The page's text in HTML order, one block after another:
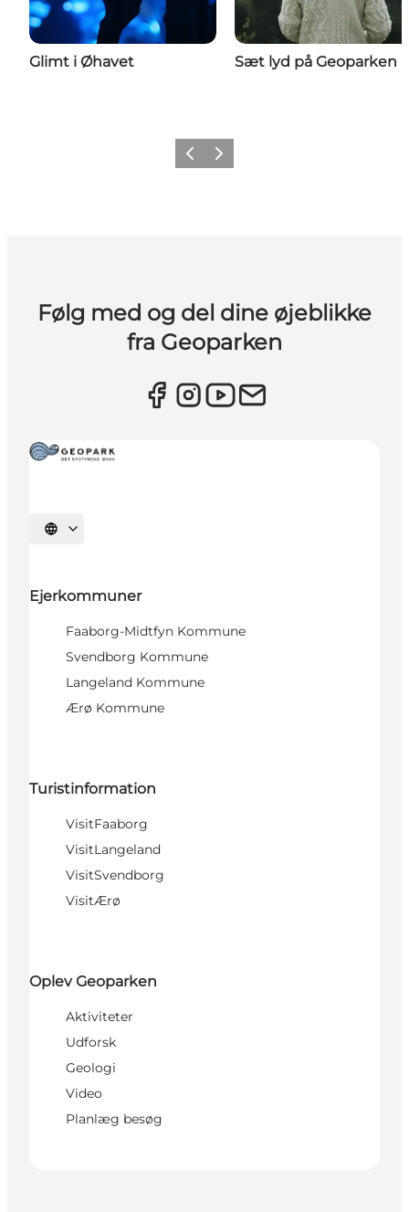
Glimt i Øhavet Sæt lyd på Geoparken
ForrigeNæste
Følg med og del dine øjeblikke
fra Geoparken
Vælg sprog
Ejerkommuner
Faaborg-Midtfyn Kommune
Svendborg Kommune
Langeland Kommune
Ærø Kommune
Turistinformation
VisitFaaborg
VisitLangeland
VisitSvendborg
VisitÆrø
Oplev Geoparken
Aktiviteter
Udforsk
Geologi
Video
Planlæg besøg